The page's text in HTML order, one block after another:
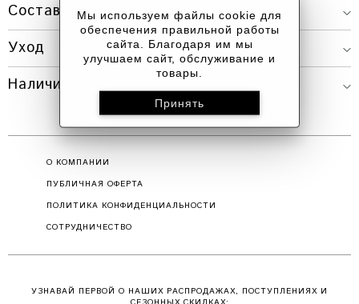
ДЛИНА
ИЗДЕЛИЯ
ОБХВАТ
ГРУДИ
XS-S ДО 78 СМ.
56 СМ. ДО 80 СМ.
Состав
Уход
Наличие в магазинах
Красноярск
Г. КРАСНОЯРСК, ПР. МИРА, 80 / УЛ.
Мы используем файлы cookie для
обеспечения правильной работы
сайта. Благодаря им мы
улучшаем сайт, обслуживание и
товары.
О КОМПАНИИ
ПУБЛИЧНАЯ ОФЕРТА
ПОЛИТИКА КОНФИДЕНЦИАЛЬНОСТИ
СОТРУДНИЧЕСТВО
УЗНАВАЙ ПЕРВОЙ О НАШИХ РАСПРОДАЖАХ, ПОСТУПЛЕНИЯХ И